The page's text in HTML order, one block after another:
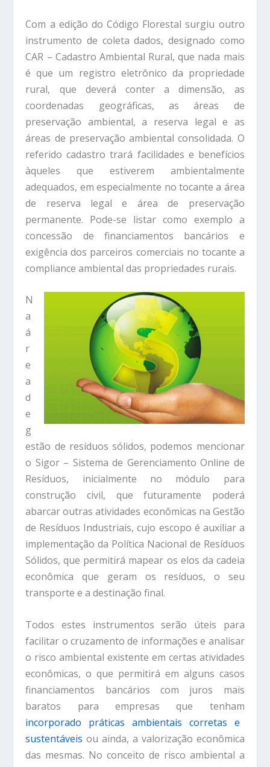
Com a edição do Código Florestal surgiu outro
instrumento de coleta dados, designado como
CAR – Cadastro Ambiental Rural, que nada mais
é que um registro eletrônico da propriedade
rural, que deverá conter a dimensão, as
coordenadas geográficas, as áreas de
preservação ambiental, a reserva legal e as
áreas de preservação ambiental consolidada. O
referido cadastro trará facilidades e benefícios
àqueles que estiverem ambientalmente
adequados, em especialmente no tocante a área
de reserva legal e área de preservação
permanente. Pode-se listar como exemplo a
concessão de financiamentos bancários e
exigência dos parceiros comerciais no tocante a
compliance ambiental das propriedades rurais.
N
a
á
r
e
a
d
e
g
estão de resíduos sólidos, podemos mencionar
o Sigor – Sistema de Gerenciamento Online de
Resíduos, inicialmente no módulo para
construção civil, que futuramente poderá
abarcar outras atividades econômicas na Gestão
de Resíduos Industriais, cujo escopo é auxiliar a
implementação da Política Nacional de Resíduos
Sólidos, que permitirá mapear os elos da cadeia
econômica que geram os resíduos, o seu
transporte e a destinação final.
Todos estes instrumentos serão úteis para
facilitar o cruzamento de informações e analisar
o risco ambiental existente em certas atividades
econômicas, o que permitirá em alguns casos
financiamentos bancários com juros mais
baratos para empresas que tenham
incorporado práticas ambientais corretas e
sustentáveis ou ainda, a valorização econômica
das mesmas. No conceito de risco ambiental a